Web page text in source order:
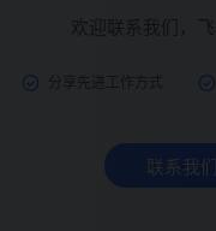
联系我们